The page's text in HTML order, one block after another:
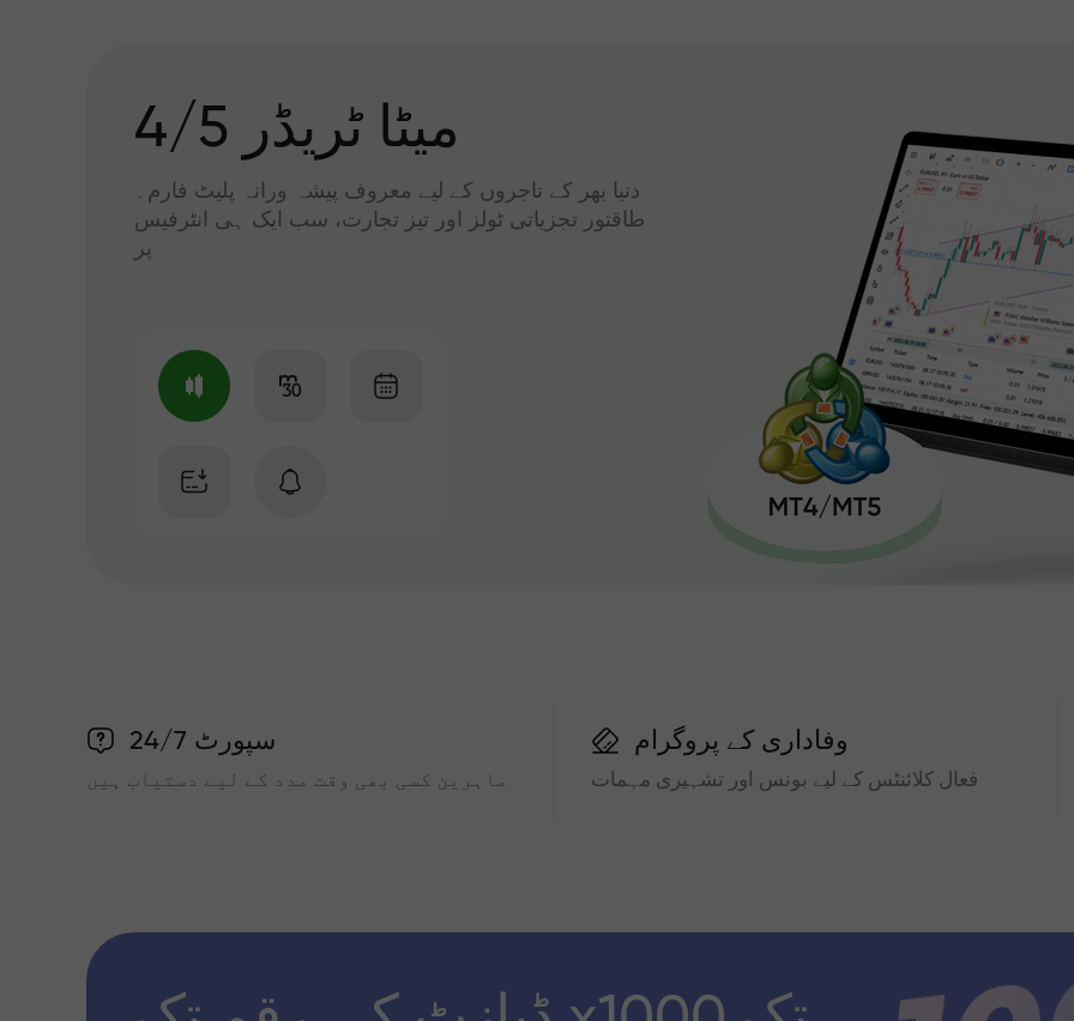
میٹا ٹریڈر 4/5
دنیا بھر کے تاجروں کے لیے معروف پیشہ ورانہ پلیٹ فارم۔
طاقتور تجزیاتی ٹولز اور تیز تجارت، سب ایک ہی انٹرفیس
پر
سپورٹ 24/7
ماہرین کسی بھی وقت مدد کے لیے دستیاب ہیں
وفاداری کے پروگرام
فعال کلائنٹس کے لیے بونس اور تشہیری مہمات